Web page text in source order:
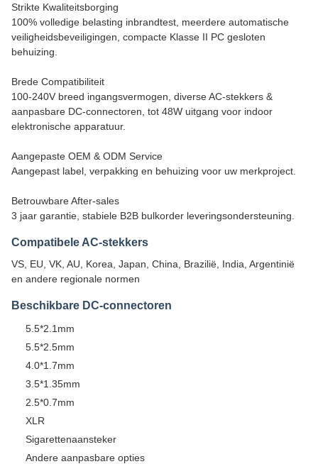
Strikte Kwaliteitsborging
100% volledige belasting inbrandtest, meerdere automatische
veiligheidsbeveiligingen, compacte Klasse II PC gesloten
behuizing.
Brede Compatibiliteit
100-240V breed ingangsvermogen, diverse AC-stekkers &
aanpasbare DC-connectoren, tot 48W uitgang voor indoor
elektronische apparatuur.
Aangepaste OEM & ODM Service
Aangepast label, verpakking en behuizing voor uw merkproject.
Betrouwbare After-sales
3 jaar garantie, stabiele B2B bulkorder leveringsondersteuning.
Compatibele AC-stekkers
VS, EU, VK, AU, Korea, Japan, China, Brazilië, India, Argentinië
en andere regionale normen
Beschikbare DC-connectoren
5.5*2.1mm
5.5*2.5mm
4.0*1.7mm
3.5*1.35mm
2.5*0.7mm
XLR
Sigarettenaansteker
Andere aanpasbare opties